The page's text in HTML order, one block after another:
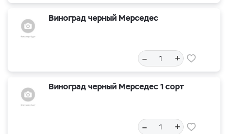
Виноград черный Мерседес
– +
Виноград черный Мерседес 1 сорт
– +